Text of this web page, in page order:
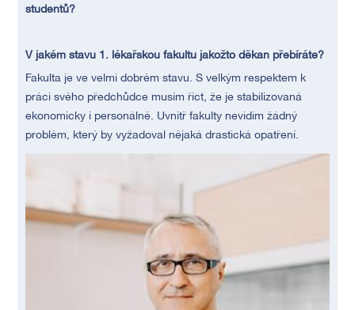
studentů?
V jakém stavu 1. lékařskou fakultu jakožto děkan přebíráte?
Fakulta je ve velmi dobrém stavu. S velkým respektem k
práci svého předchůdce musím říct, že je stabilizovaná
ekonomicky i personálně. Uvnitř fakulty nevidím žádný
problém, který by vyžadoval nějaká drastická opatření.